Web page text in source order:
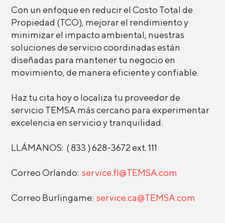
Con un enfoque en reducir el Costo Total de
Propiedad (TCO), mejorar el rendimiento y
minimizar el impacto ambiental, nuestras
soluciones de servicio coordinadas están
diseñadas para mantener tu negocio en
movimiento, de manera eficiente y confiable.
Haz tu cita hoy o localiza tu proveedor de
servicio TEMSA más cercano para experimentar
excelencia en servicio y tranquilidad.
LLÁMANOS: ( 833 ) 628-3672 ext. 111
Correo Orlando: service.fl@TEMSA.com
Correo Burlingame: service.ca@TEMSA.com